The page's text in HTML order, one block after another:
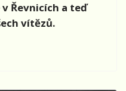
Řevnicích a teď
vítězů.